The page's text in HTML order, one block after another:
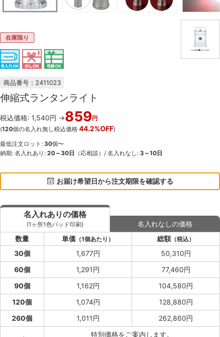
在庫限り
商品番号：2411023
伸縮式ランタンライト
税込価格: 1,540円 →859円
(120個の名入れ無し税込価格 44.2%OFF)
最低注文ロット: 30個〜
納期: 名入れあり: 20～30日 （応相談）/ 名入れなし: 3～10日
お届け希望日から注文期限を確認する
名入れありの価格
(1ヶ所1色パッド印刷)
名入れなしの価格
数量
単価 （1個あたり） 総額 （税込）
30個 1,677円
50,310円
60個
1,291円
77,460円
90個
1,162円
104,580円
120個
1,074円
128,880円
260個
1,011円 262,860円
特別価格をご案内します。